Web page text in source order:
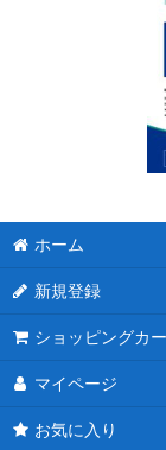
ホーム
新規登録
ショッピングカ
マイページ
お気に入り